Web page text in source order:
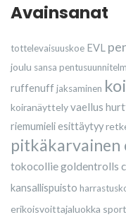
Avainsanat
tottelevaisuuskoe EVL
joulu sansa
ruffenuffjaksaminen
koiranäyttelyvaellus
riemumieli esittäytyy
pitkäkarvainen
tokocolliegoldentrolls
kansallispuisto
erikoisvoittajaluokka